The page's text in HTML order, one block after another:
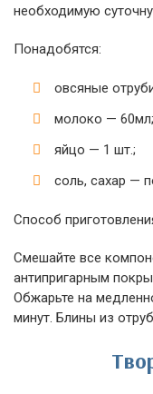
необходимую
Понадобятся:
овсяные
молоко — 60мл;
яйцо — 1 шт.;
соль, сахар —
Способ
Смешайте все
антипригарным
Обжарьте на
минут. Блины из